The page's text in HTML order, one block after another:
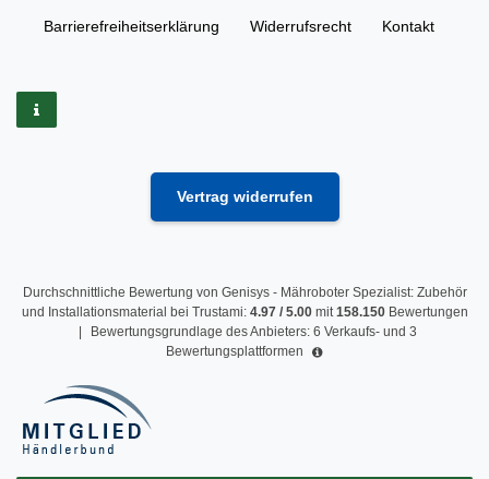
Barrierefreiheitserklärung Widerrufs­recht Kontakt
Vertrag widerrufen
Durchschnittliche Bewertung von Genisys - Mähroboter Spezialist: Zubehör
und Installationsmaterial bei Trustami: 4.97/ 5.00mit158.150 Bewertungen
|
Bewertungsgrundlage des Anbieters: 6 Verkaufs- und 3
Bewertungsplattformen